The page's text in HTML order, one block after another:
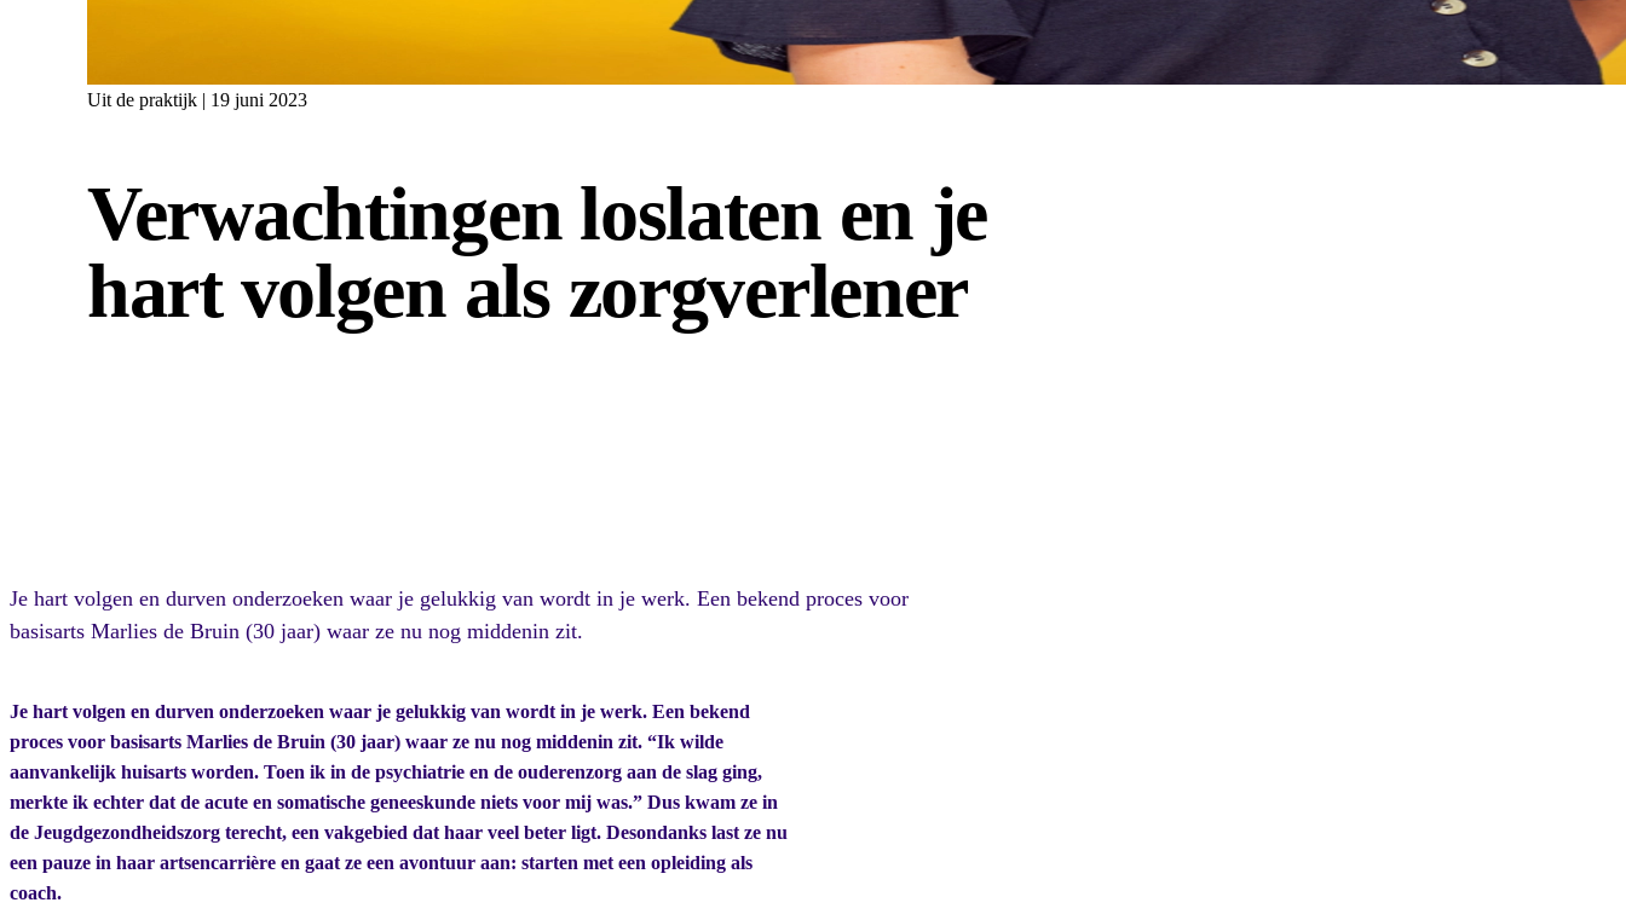
Uit de praktijk | 19 juni 2023
Verwachtingen loslaten en je
hart volgen als zorgverlener
Je hart volgen en durven onderzoeken waar je gelukkig van wordt in je werk. Een bekend proces voor
basisarts Marlies de Bruin (30 jaar) waar ze nu nog middenin zit.
Je hart volgen en durven onderzoeken waar je gelukkig van wordt in je werk. Een bekend
proces voor basisarts Marlies de Bruin (30 jaar) waar ze nu nog middenin zit. “Ik wilde
aanvankelijk huisarts worden. Toen ik in de psychiatrie en de ouderenzorg aan de slag ging,
merkte ik echter dat de acute en somatische geneeskunde niets voor mij was.” Dus kwam ze in
de Jeugdgezondheidszorg terecht, een vakgebied dat haar veel beter ligt. Desondanks last ze nu
een pauze in haar artsencarrière en gaat ze een avontuur aan: starten met een opleiding als
coach.